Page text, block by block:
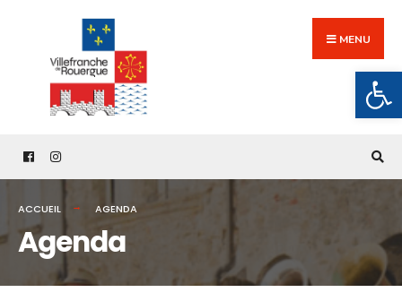
content
MENU
ACCUEIL AGENDA
Agenda